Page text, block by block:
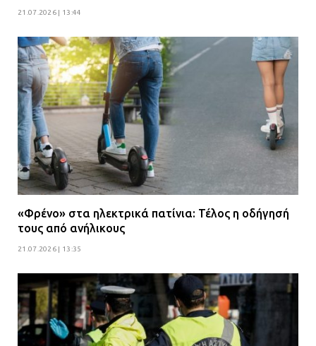
21.07.2026 | 13:44
«Φρένο» στα ηλεκτρικά πατίνια: Τέλος η οδήγησή
τους από ανήλικους
21.07.2026 | 13:35